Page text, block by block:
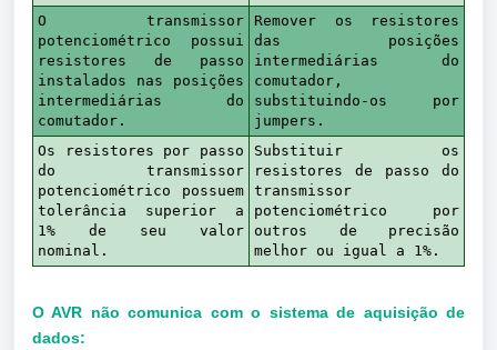
O transmissor
potenciométrico possui
resistores de passo
instalados nas posições
intermediárias do
comutador.
Remover os resistores
das posições
intermediárias do
comutador,
substituindo-os por
jumpers.
Os resistores por passo
do transmissor
potenciométrico possuem
tolerância superior a
1% de seu valor
nominal.
Substituir os
resistores de passo do
transmissor
potenciométrico por
outros de precisão
melhor ou igual a 1%.
O AVR não comunica com o sistema de aquisição de
dados: